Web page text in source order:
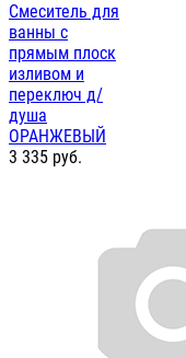
Смеситель для
ванны с
прямым плоск
изливом и
переключ д/
душа
ОРАНЖЕВЫЙ
3 335 руб.